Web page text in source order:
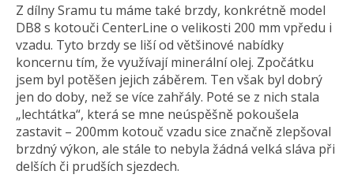
Z dílny Sramu tu máme také brzdy, konkrétně model
DB8 s kotouči CenterLine o velikosti 200 mm vpředu i
vzadu. Tyto brzdy se liší od většinové nabídky
koncernu tím, že využívají minerální olej. Zpočátku
jsem byl potěšen jejich záběrem. Ten však byl dobrý
jen do doby, než se více zahřály. Poté se z nich stala
„lechtátka“, která se mne neúspěšně pokoušela
zastavit – 200mm kotouč vzadu sice značně zlepšoval
brzdný výkon, ale stále to nebyla žádná velká sláva při
delších či prudších sjezdech.